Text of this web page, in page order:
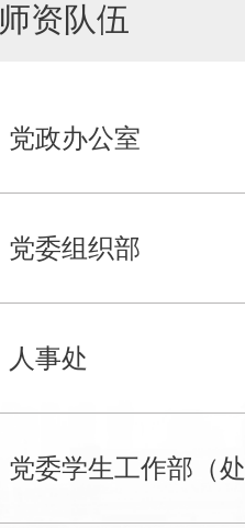
师资队伍
党政办公室
党委组织部
人事处
党委学生工作部（处